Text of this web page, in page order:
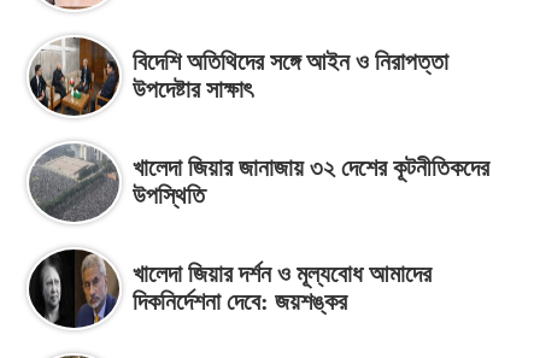
বিদেশি অতিথিদের সঙ্গে আইন ও নিরাপত্তা
উপদেষ্টার সাক্ষাৎ
খালেদা জিয়ার জানাজায় ৩২ দেশের কূটনীতিকদের
উপস্থিতি
খালেদা জিয়ার দর্শন ও মূল্যবোধ আমাদের
দিকনির্দেশনা দেবে: জয়শঙ্কর